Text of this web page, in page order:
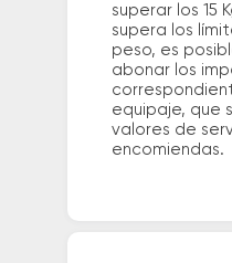
superar los 15
supera los
peso, es
abonar los
equipaje, que
valores de
encomiendas.